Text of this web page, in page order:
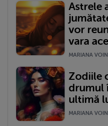
Astrele
vor
vara
MARIANA
Zodiile
drumul
ultimă
MARIANA